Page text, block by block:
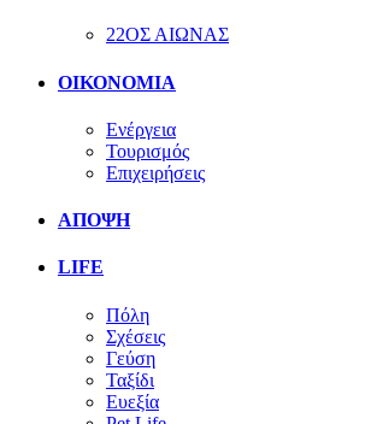
22ΟΣ ΑΙΩΝΑΣ
ΟΙΚΟΝΟΜΙΑ
Ενέργεια
Τουρισμός
Επιχειρήσεις
ΑΠΟΨΗ
LIFE
Πόλη
Σχέσεις
Γεύση
Ταξίδι
Ευεξία